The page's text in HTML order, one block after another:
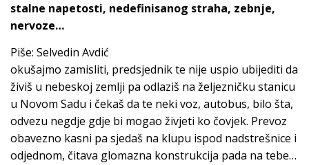
stalne napetosti, nedefinisanog straha, zebnje,
nervoze…
Piše: Selvedin Avdić
okušajmo zamisliti, predsjednik te nije uspio ubijediti da
živiš u nebeskoj zemlji pa odlaziš na željezničku stanicu
u Novom Sadu i čekaš da te neki voz, autobus, bilo šta,
odvezu negdje gdje bi mogao živjeti ko čovjek. Prevoz
obavezno kasni pa sjedaš na klupu ispod nadstrešnice i
odjednom, čitava glomazna konstrukcija pada na tebe…